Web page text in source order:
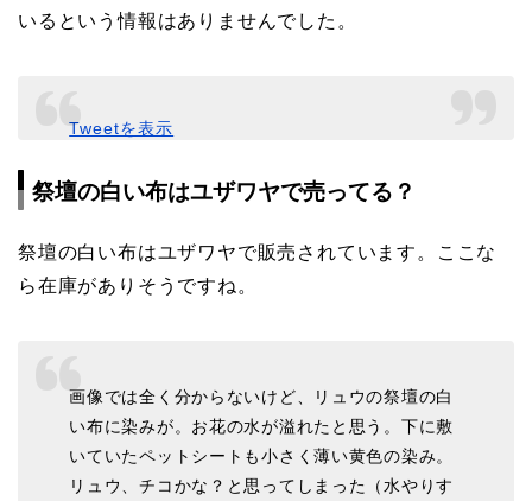
いるという情報はありませんでした。
Tweetを表示
祭壇の白い布はユザワヤで売ってる？
祭壇の白い布はユザワヤで販売されています。ここな
ら在庫がありそうですね。
画像では全く分からないけど、リュウの祭壇の白
い布に染みが。お花の水が溢れたと思う。下に敷
いていたペットシートも小さく薄い黄色の染み。
リュウ、チコかな？と思ってしまった（水やりす